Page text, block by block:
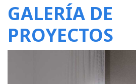
GALERÍA DE
PROYECTOS